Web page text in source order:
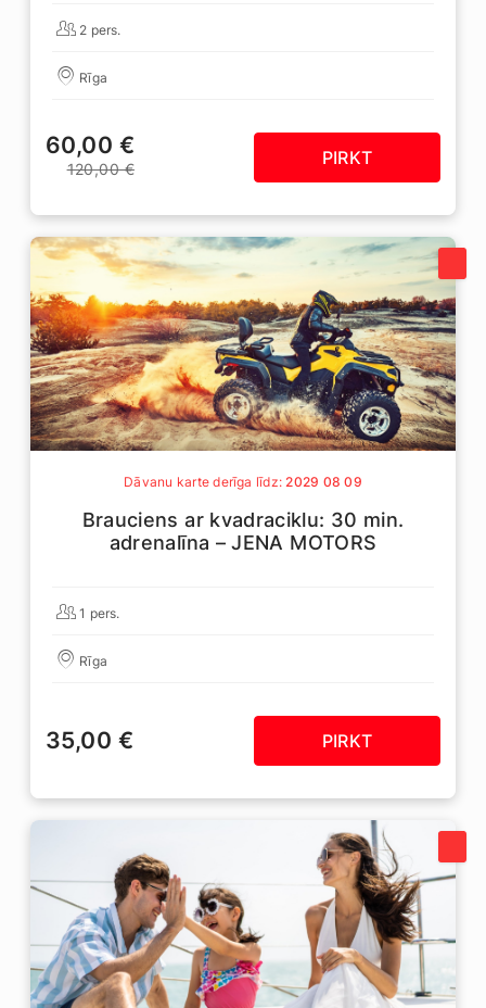
2 pers.
Rīga
60,00 €
120,00 €
PIRKT
Dāvanu karte derīga līdz:2029 08 09
Brauciens ar kvadraciklu: 30 min.
adrenalīna – JENA MOTORS
1 pers.
Rīga
35,00 € PIRKT